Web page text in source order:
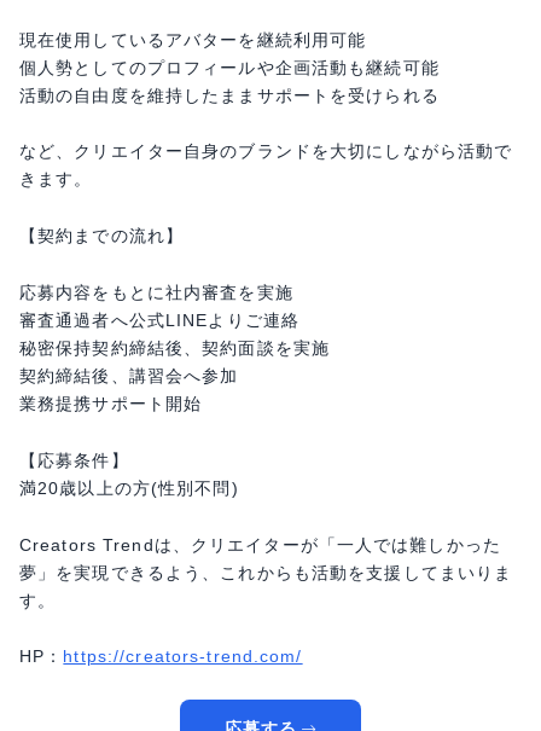
現在使用しているアバターを継続利用可能
個人勢としてのプロフィールや企画活動も継続可能
活動の自由度を維持したままサポートを受けられる
など、クリエイター自身のブランドを大切にしながら活動で
きます。
【契約までの流れ】
応募内容をもとに社内審査を実施
審査通過者へ公式LINEよりご連絡
秘密保持契約締結後、契約面談を実施
契約締結後、講習会へ参加
業務提携サポート開始
【応募条件】
満20歳以上の方(性別不問)
Creators Trendは、クリエイターが「一人では難しかった
夢」を実現できるよう、これからも活動を支援してまいりま
す。
HP： https://creators-trend.com/